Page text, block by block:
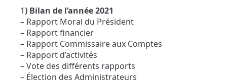
1) Bilan de l’année 2021
– Rapport Moral du Président
– Rapport financier
– Rapport Commissaire aux Comptes
– Rapport d’activités
– Vote des différents rapports
– Élection des Administrateurs